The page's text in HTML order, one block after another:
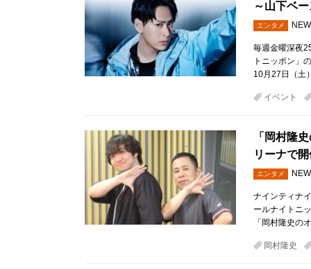
～山下ベ
エンタメ
毎週金曜深夜
トニッポン」
10月27日（土
イベント
「岡村隆
リーナで
エンタメ
ナインティナ
ールナイトニ
「岡村隆史の
岡村隆史